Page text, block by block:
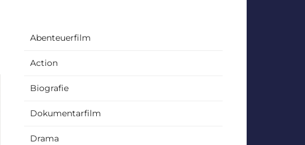
Abenteuerfilm
Action
Biografie
Dokumentarfilm
Drama